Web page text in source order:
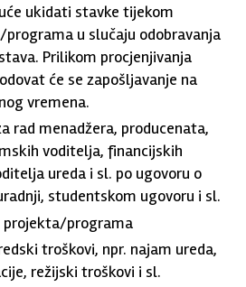
ukidati stavke tijekom
u slučaju odobravanja
Prilikom procjenjivanja
će se zapošljavanje na
vremena.
rad menadžera, producenata,
voditelja, financijskih
ureda i sl. po ugovoru o
studentskom ugovoru i sl.
projekta/programa
troškovi, npr. najam ureda,
režijski troškovi i sl.